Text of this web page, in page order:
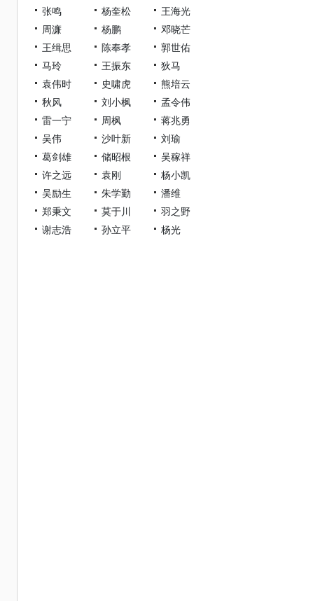
张鸣
杨奎松
王海光
周濂
杨鹏
邓晓芒
王缉思
陈奉孝
郭世佑
马玲
王振东
狄马
袁伟时
史啸虎
熊培云
秋风
刘小枫
孟令伟
雷一宁
周枫
蒋兆勇
吴伟
沙叶新
刘瑜
葛剑雄
储昭根
吴稼祥
许之远
袁刚
杨小凯
吴励生
朱学勤
潘维
郑秉文
莫于川
羽之野
谢志浩
孙立平 杨光